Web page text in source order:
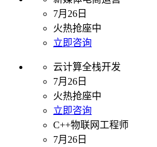
7月26日
火热抢座中
立即咨询
云计算全栈开发
7月26日
火热抢座中
立即咨询
C++物联网工程师
7月26日